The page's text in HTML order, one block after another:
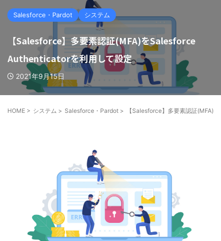
Salesforce・Pardot システム
【Salesforce】多要素認証(MFA)をSalesforce
Authenticatorを利用して設定
2021年9月15日
HOME > システム > Salesforce・Pardot > 【Salesforce】多要素認証(MFA)